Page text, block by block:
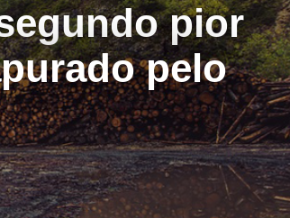
pior
pelo